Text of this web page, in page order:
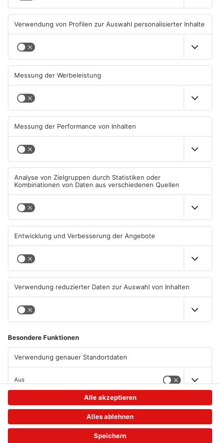
07.08.2026, 14:28 UHR IN HANAU 07.08.2026, 07:41 UHR IN HANAU
Prozess in Hanau: Mann soll
haben
07.08.2026, 05:30 UHR IN HANAU
Polizei sucht Zeugen
06.08.2026, 11:30 UHR IN HANAU